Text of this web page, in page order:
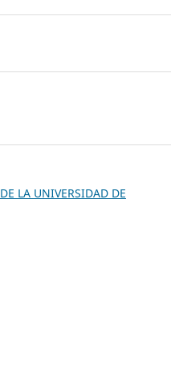
LA UNIVERSIDAD DE